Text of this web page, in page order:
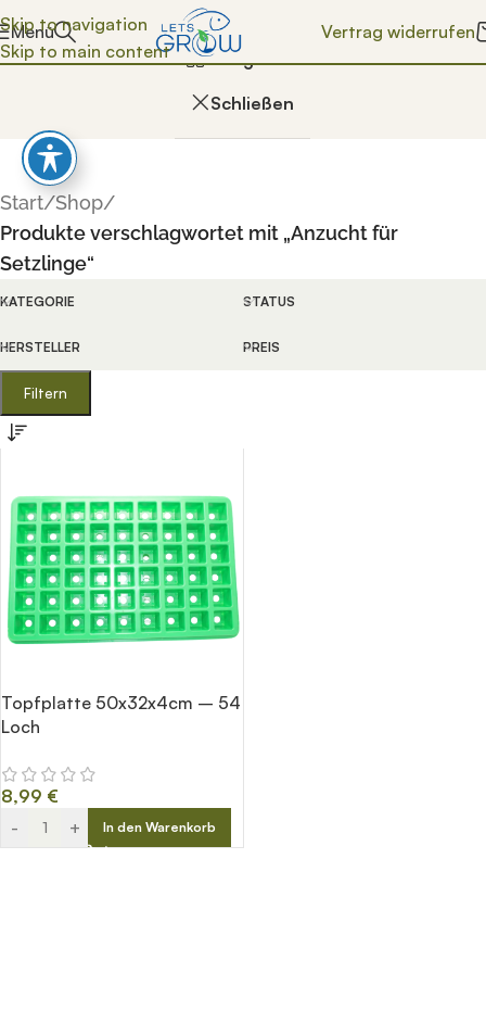
Skip to navigation
Skip to main content
Menü Vertrag widerrufen
Anzucht für Setzlinge
Kategorien
Schließen
die Ergebnisse der automatischen Vervollständigung
Vervollständigung verfügbar sind, benutze die Pfeile
Start/Shop/
Produkte verschlagwortet mit „Anzucht für
Setzlinge“
KATEGORIE STATUS
HERSTELLER PREIS
Filtern
Topfplatte 50x32x4cm – 54
Loch
8,99 €
-
+ In den Warenkorb